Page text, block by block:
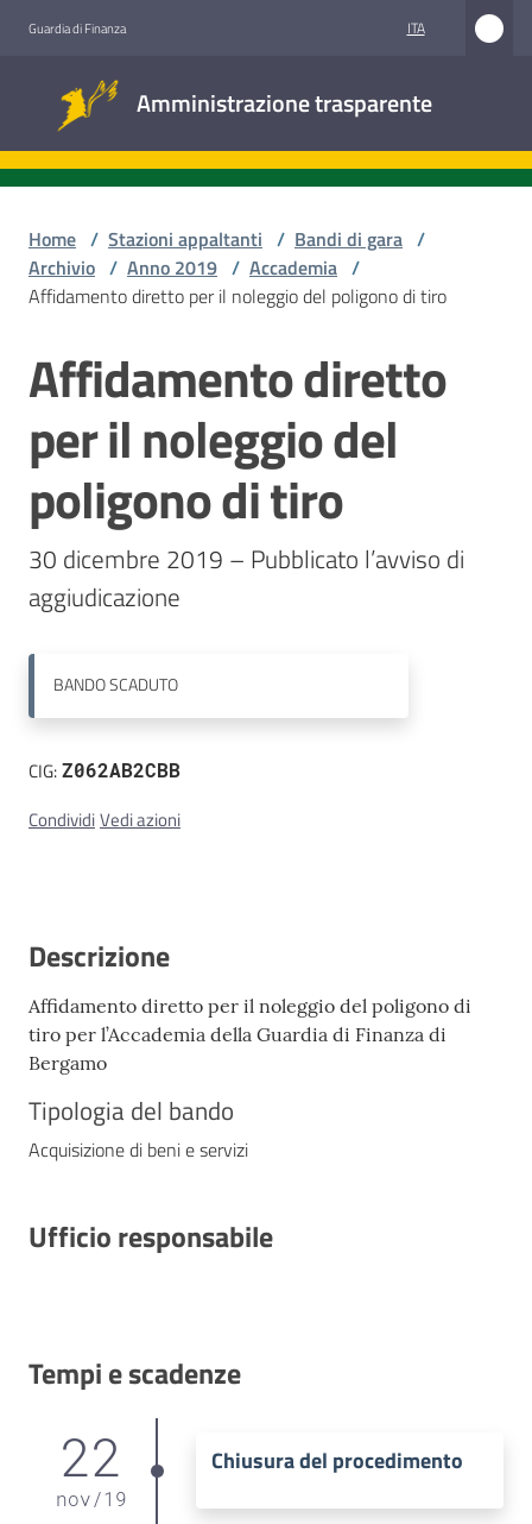
Guardia di Finanza ITA
Amministrazione trasparente
trasparente
appaltanti
Contatti
Home / Stazioni appaltanti / Bandi di gara /
Archivio / Anno 2019 / Accademia /
Affidamento diretto per il noleggio del poligono di tiro
Salta al contenuto
Affidamento diretto
per il noleggio del
poligono di tiro
30 dicembre 2019 – Pubblicato l’avviso di
aggiudicazione
BANDOSCADUTO
CIG:Z062AB2CBB
CondividiVedi azioni
Descrizione
Affidamento diretto per il noleggio del poligono di
tiro per l’Accademia della Guardia di Finanza di
Bergamo
Tipologia del bando
Acquisizione di beni e servizi
Ufficio responsabile
Tempi e scadenze
22
nov/19
Chiusura del procedimento